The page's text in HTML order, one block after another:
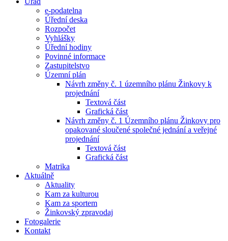
e-podatelna
Úřední deska
Rozpočet
Vyhlášky
Úřední hodiny
Povinné informace
Zastupitelstvo
Územní plán
Návrh změny č. 1 územního plánu Žinkovy k
projednání
Textová část
Grafická část
Návrh změny č. 1 Územního plánu Žinkovy pro
opakované sloučené společné jednání a veřejné
projednání
Textová část
Grafická část
Matrika
Aktuálně
Aktuality
Kam za kulturou
Kam za sportem
Žinkovský zpravodaj
Fotogalerie
Kontakt